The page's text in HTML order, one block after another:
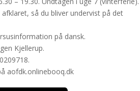
så du bliver undervist på det
på dansk.
Kjellerup.
aofdk.onlinebooq.dk